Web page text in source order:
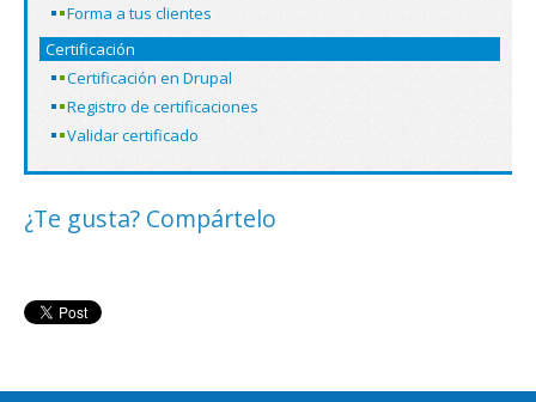
Forma a tus clientes
Certificación
Certificación en Drupal
Registro de certificaciones
Validar certificado
¿Te gusta? Compártelo